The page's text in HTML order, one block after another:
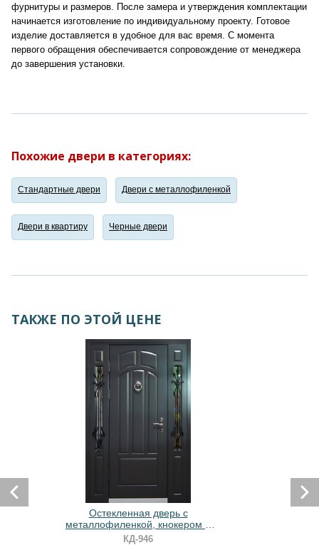
фурнитуры и размеров. После замера и утверждения комплектации
начинается изготовление по индивидуальному проекту. Готовое
изделие доставляется в удобное для вас время. С момента
первого обращения обеспечивается сопровождение от менеджера
до завершения установки.
Похожие двери в категориях:
Стандартные двери Двери с металлофиленкой
Двери в квартиру Черные двери
ТАКЖЕ ПО ЭТОЙ ЦЕНЕ
Остекленная дверь с
металлофиленкой, кнокером и
ковкой
КД-946